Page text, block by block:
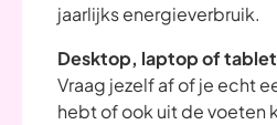
jaarlijks energieverbruik.
Desktop, laptop of
Vraag jezelf af of je echt
hebt of ook uit de voeten